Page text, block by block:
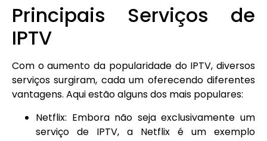
Principais Serviços de
IPTV
Com o aumento da popularidade do IPTV, diversos
serviços surgiram, cada um oferecendo diferentes
vantagens. Aqui estão alguns dos mais populares:
Netflix: Embora não seja exclusivamente um
serviço de IPTV, a Netflix é um exemplo